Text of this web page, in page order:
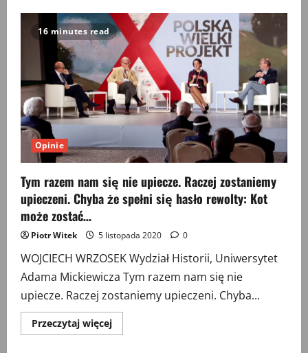
kontra
Gowin
16 minutes read
Opinie
Tym razem nam się nie upiecze. Raczej zostaniemy
upieczeni. Chyba że spełni się hasło rewolty: Kot
może zostać…
Piotr Witek 5 listopada 2020 0
WOJCIECH WRZOSEK Wydział Historii, Uniwersytet
Adama Mickiewicza Tym razem nam się nie
upiecze. Raczej zostaniemy upieczeni. Chyba...
Przeczytaj więcejPrzeczytaj
więcej